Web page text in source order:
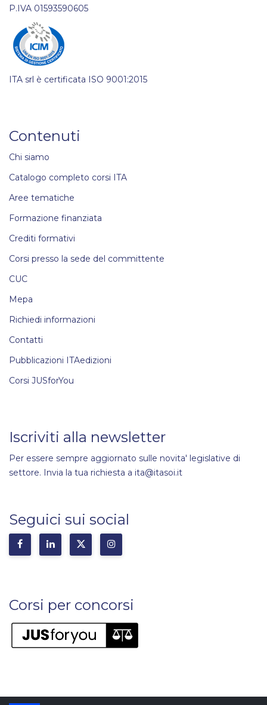
P.IVA 01593590605
ITA srl è certificata ISO 9001:2015
Contenuti
Chi siamo
Catalogo completo corsi ITA
Aree tematiche
Formazione finanziata
Crediti formativi
Corsi presso la sede del committente
CUC
Mepa
Richiedi informazioni
Contatti
Pubblicazioni ITAedizioni
Corsi JUSforYou
Iscriviti alla newsletter
Per essere sempre aggiornato sulle novita' legislative di
settore. Invia la tua richiesta a ita@itasoi.it
Seguici sui social
Corsi per concorsi